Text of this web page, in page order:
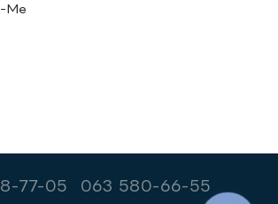
Me
77-05
063 580-66-55